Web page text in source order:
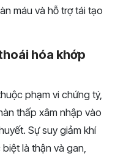
máu và hỗ trợ tái tạo
hóa khớp
phạm vi chứng tý,
thấp xâm nhập vào
Sự suy giảm khí
là thận và gan,